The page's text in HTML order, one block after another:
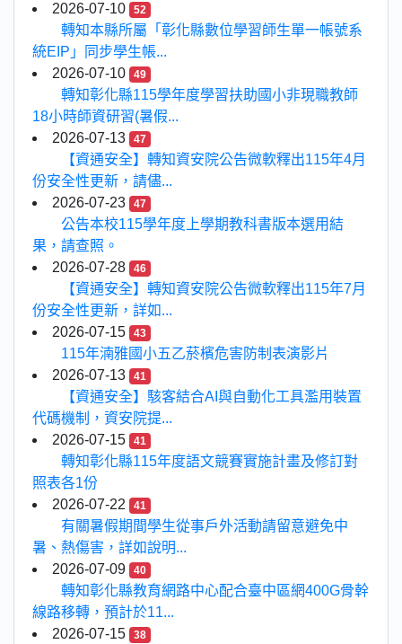
2026-07-10
52
轉知本縣所屬「彰化縣數位學習師生單一帳號系
統EIP」同步學生帳...
2026-07-10
49
轉知彰化縣115學年度學習扶助國小非現職教師
18小時師資研習(暑假...
2026-07-13
47
【資通安全】轉知資安院公告微軟釋出115年4月
份安全性更新，請儘...
2026-07-23
47
公告本校115學年度上學期教科書版本選用結
果，請查照。
2026-07-28
46
【資通安全】轉知資安院公告微軟釋出115年7月
份安全性更新，詳如...
2026-07-15
43
115年湳雅國小五乙菸檳危害防制表演影片
2026-07-13
41
【資通安全】駭客結合AI與自動化工具濫用裝置
代碼機制，資安院提...
2026-07-15
41
轉知彰化縣115年度語文競賽實施計畫及修訂對
照表各1份
2026-07-22
41
有關暑假期間學生從事戶外活動請留意避免中
暑、熱傷害，詳如說明...
2026-07-09
40
轉知彰化縣教育網路中心配合臺中區網400G骨幹
線路移轉，預計於11...
2026-07-15
38